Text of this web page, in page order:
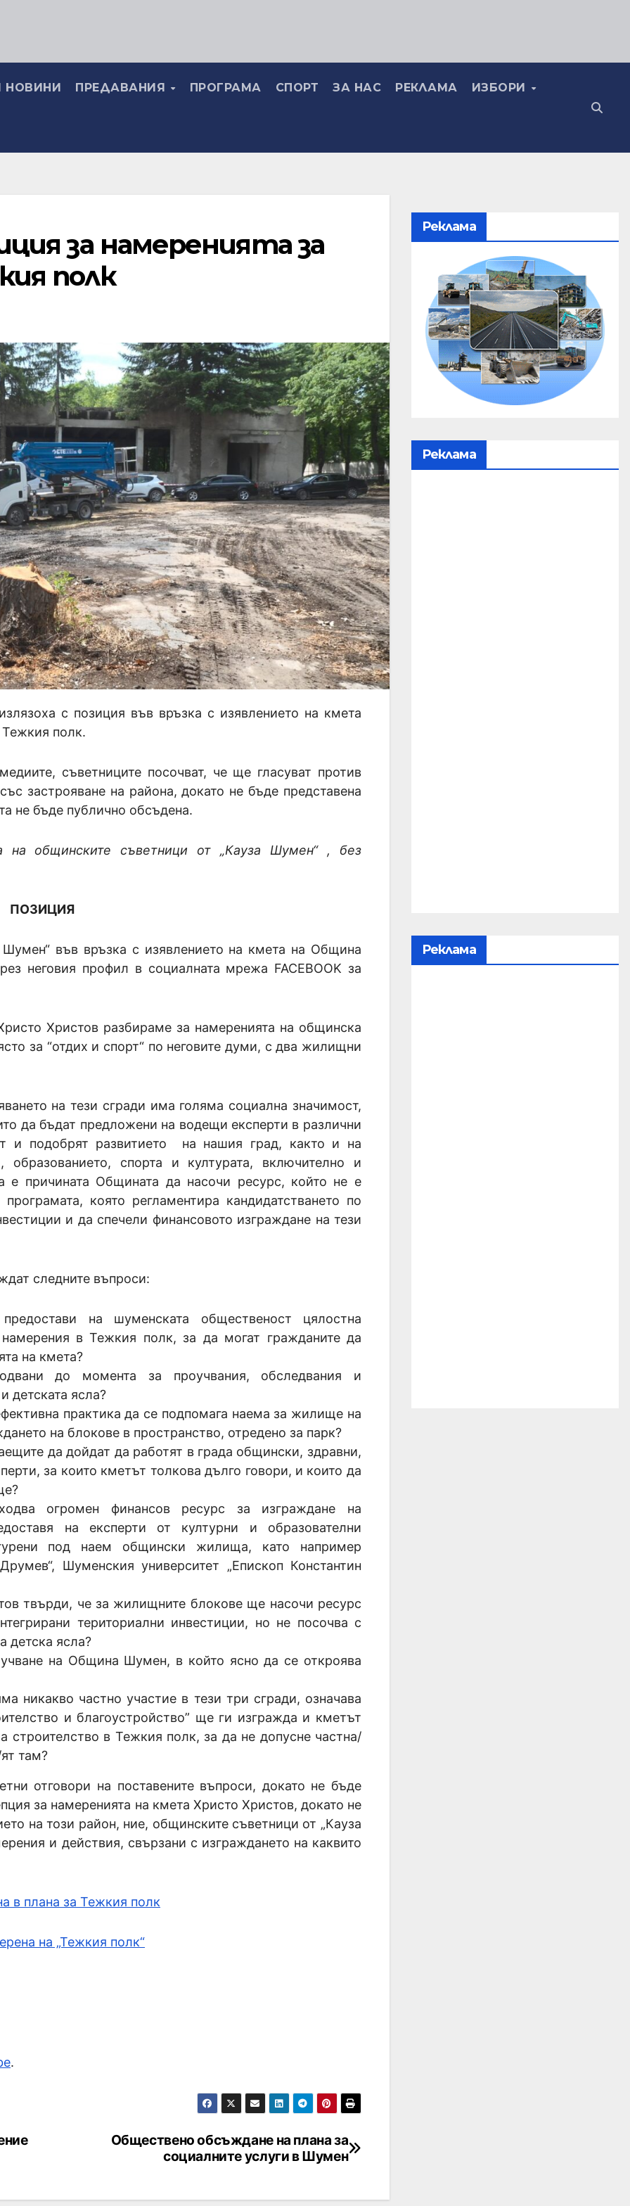
НОВИНИ ПРЕДАВАНИЯ ПРОГРАМА СПОРТ ЗА НАС РЕКЛАМА ИЗБОРИ
за намеренията за
полк
с позиция във връзка с изявлението на кмета
Тежкия полк.
съветниците посочват, че ще гласуват против
застрояване на района, докато не бъде представена
не бъде публично обсъдена.
на общинските съветници от „Кауза Шумен“ , без
ПОЗИЦИЯ
във връзка с изявлението на кмета на Община
неговия профил в социалната мрежа FACEBOOK за
Христов разбираме за намеренията на общинска
за “отдих и спорт“ по неговите думи, с два жилищни
на тези сгради има голяма социална значимост,
да бъдат предложени на водещи експерти в различни
и подобрят развитието на нашия град, както и на
образованието, спорта и културата, включително и
е причината Общината да насочи ресурс, който не е
която регламентира кандидатстването по
и да спечели финансовото изграждане на тези
следните въпроси:
на шуменската общественост цялостна
в Тежкия полк, за да могат гражданите да
на кмета?
до момента за проучвания, обследвания и
детската ясла?
практика да се подпомага наема за жилище на
на блокове в пространство, отредено за парк?
да дойдат да работят в града общински, здравни,
за които кметът толкова дълго говори, и които да
огромен финансов ресурс за изграждане на
на експерти от културни и образователни
под наем общински жилища, като например
Шуменския университет „Епископ Константин
твърди, че за жилищните блокове ще насочи ресурс
териториални инвестиции, но не посочва с
детска ясла?
на Община Шумен, в който ясно да се откроява
никакво частно участие в тези три сгради, означава
и благоустройство” ще ги изгражда и кметът
в Тежкия полк, за да не допусне частна/
там?
отговори на поставените въпроси, докато не бъде
за намеренията на кмета Христо Христов, докато не
на този район, ние, общинските съветници от „Кауза
и действия, свързани с изграждането на каквито
в плана за Тежкия полк
на „Тежкия полк“
.
Обществено обсъждане на плана за
социалните услуги в Шумен
Реклама
Реклама
Реклама